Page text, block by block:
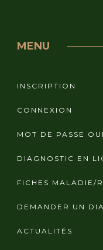
MENU
INSCRIPTION
CONNEXION
MOT DE PASSE
DIAGNOSTIC EN
FICHES MALADIE/
DEMANDER UN
ACTUALITÉS